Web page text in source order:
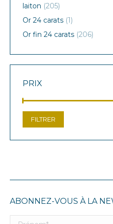
laiton (205)
Or 24 carats (1)
Or fin 24 carats (206)
PRIX
FILTRER
ABONNEZ-VOUS À LA